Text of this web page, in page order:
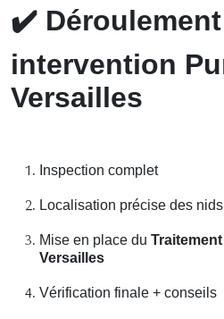
✔️ Déroulement
intervention
Versailles
Inspection complet
Localisation précise des nids
Mise en place du
Versailles
Vérification finale + conseils